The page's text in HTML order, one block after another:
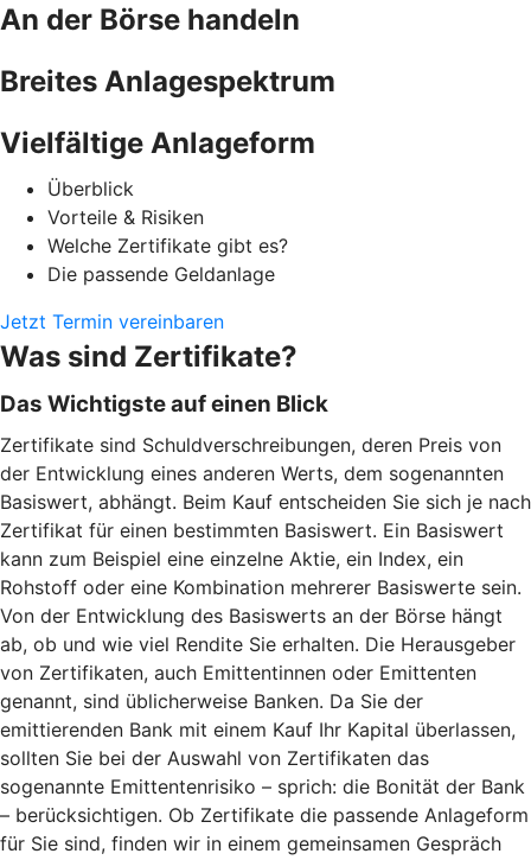
An der Börse handeln
Breites Anlagespektrum
Vielfältige Anlageform
Überblick
Vorteile & Risiken
Welche Zertifikate gibt es?
Die passende Geldanlage
Jetzt Termin vereinbaren
Was sind Zertifikate?
Das Wichtigste auf einen Blick
Zertifikate sind Schuldverschreibungen, deren Preis von
der Entwicklung eines anderen Werts, dem sogenannten
Basiswert, abhängt. Beim Kauf entscheiden Sie sich je nach
Zertifikat für einen bestimmten Basiswert. Ein Basiswert
kann zum Beispiel eine einzelne Aktie, ein Index, ein
Rohstoff oder eine Kombination mehrerer Basiswerte sein.
Von der Entwicklung des Basiswerts an der Börse hängt
ab, ob und wie viel Rendite Sie erhalten. Die Herausgeber
von Zertifikaten, auch Emittentinnen oder Emittenten
genannt, sind üblicherweise Banken. Da Sie der
emittierenden Bank mit einem Kauf Ihr Kapital überlassen,
sollten Sie bei der Auswahl von Zertifikaten das
sogenannte Emittentenrisiko – sprich: die Bonität der Bank
– berücksichtigen. Ob Zertifikate die passende Anlageform
für Sie sind, finden wir in einem gemeinsamen Gespräch